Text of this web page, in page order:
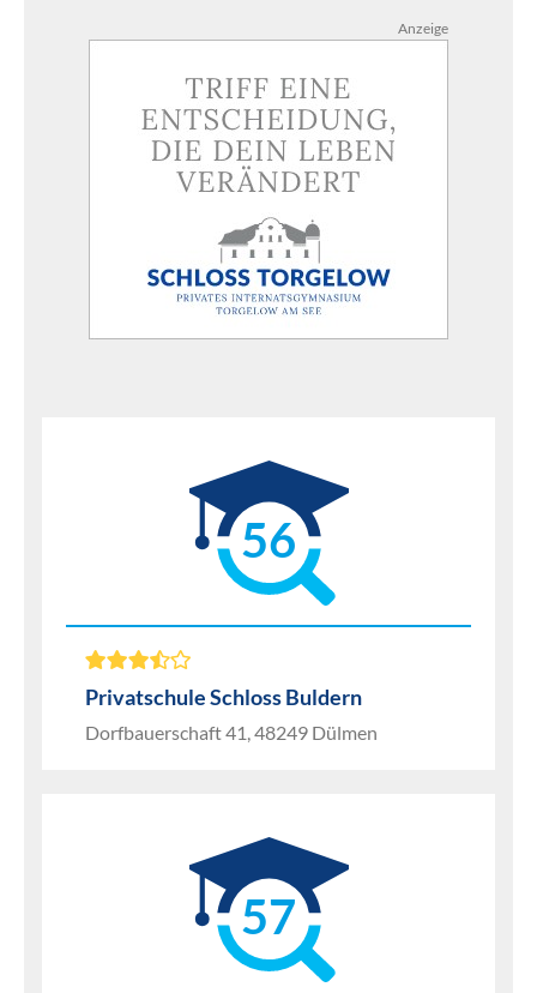
Anzeige
56
Privatschule Schloss Buldern
Dorfbauerschaft 41, 48249 Dülmen
57